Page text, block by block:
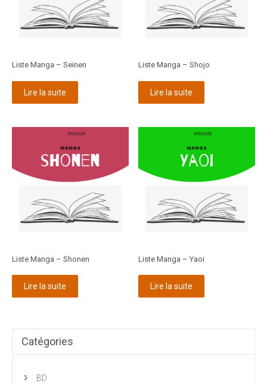
Liste Manga – Seinen
Lire la suite
Liste Manga – Shojo
Lire la suite
Liste Manga – Shonen
Lire la suite
Liste Manga – Yaoi
Lire la suite
Catégories
BD